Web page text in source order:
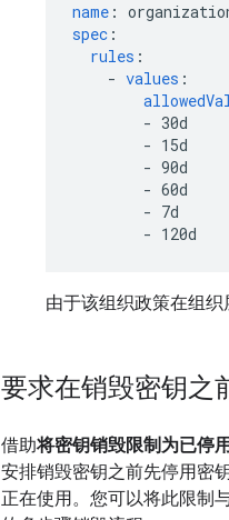
name :
spec :
rules :
- values :
- 30d
- 15d
- 90d
- 60d
- 7d
- 120d
由于该组织政策在组
要求在销毁密钥之
借助将密钥销毁限制为已停
安排销毁密钥之前先停用密
正在使用。您可以将此限制